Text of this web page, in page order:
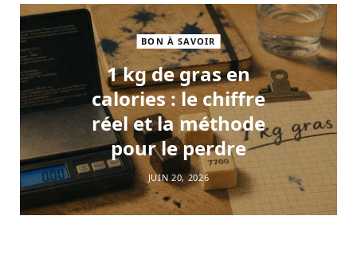
BON À SAVOIR
1 kg de gras en
calories : le chiffre
réel et la méthode
pour le perdre
JUIN 20, 2026